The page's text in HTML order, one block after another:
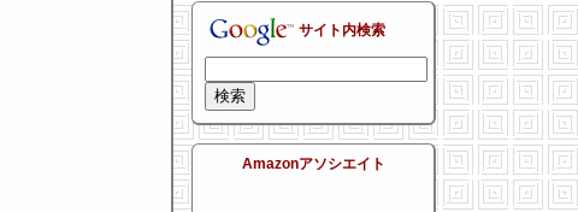
サイト内検索
Amazonアソシエイト